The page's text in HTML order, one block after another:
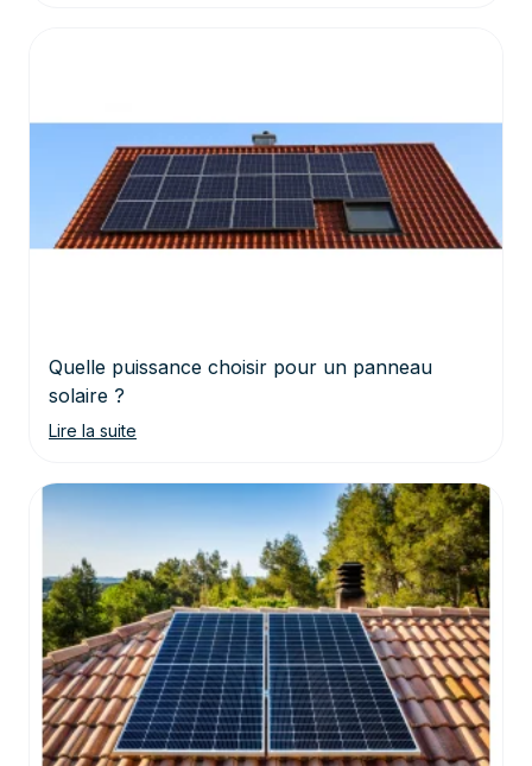
Quelle puissance choisir pour un panneau
solaire ?
Lire la suite